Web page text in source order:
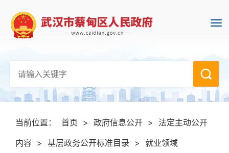
当前位置： 首页 > 政府信息公开 >
法定主动公开
内容 > 基层政务公开标准目录 > 就业领域